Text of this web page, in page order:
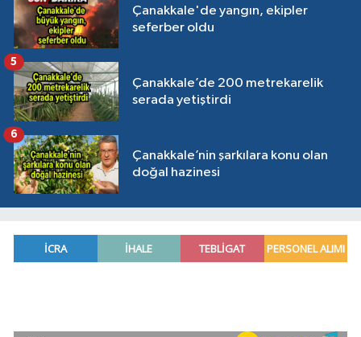
Çanakkale'de yangın, ekipler
seferber oldu
Çanakkale’de 200 metrekarelik
serada yetiştirdi
5
Çanakkale’nin şarkılara konu olan
doğal hazinesi
6